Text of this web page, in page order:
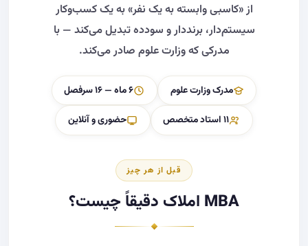
از «کاسبی وابسته به یک نفر» به یک کسب‌وکار
سیستم‌دار، برنددار و سودده تبدیل می‌کند — با
مدرکی که وزارت علوم صادر می‌کند.
مدرک وزارت علوم ۶ ماه — ۱۶ سرفصل
۱۱ استاد متخصص حضوری و آنلاین
قبل از هر چیز
MBA املاک دقیقاً چیست؟